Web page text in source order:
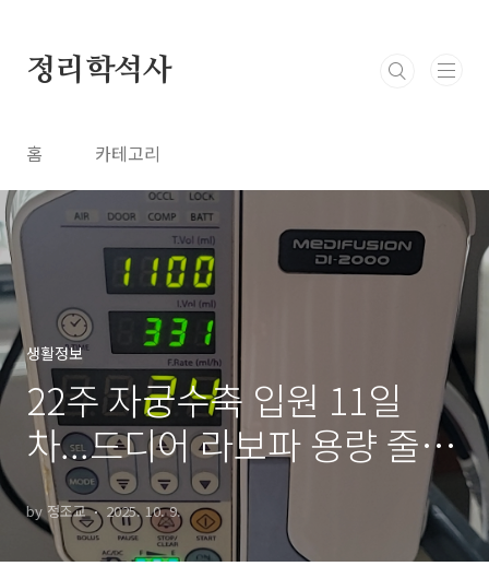
정리학석사
홈 카테고리
생활정보
22주 자궁수축 입원 11일
차...드디어 라보파 용량 줄이
다. (배뭉침은 여전)
by 정조교 2025. 10. 9.